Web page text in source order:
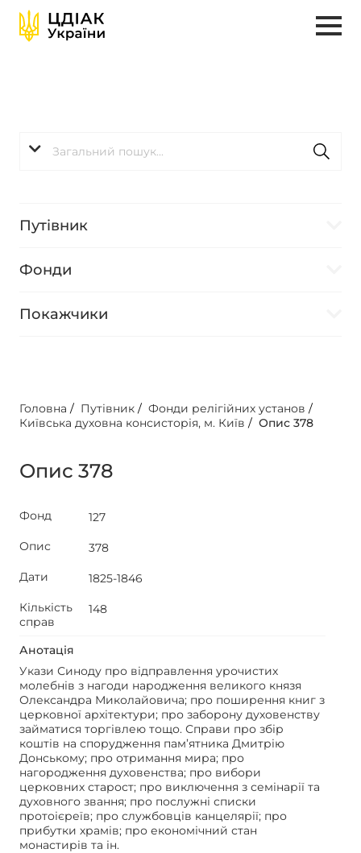
Путівник
Фонди
Покажчики
Головна / Путівник / Фонди релігійних установ /
Київська духовна консисторія, м. Київ / Опис 378
Опис 378
Фонд
127
Опис
378
Дати
1825-1846
Кількість
справ
148
Анотація
Укази Синоду про відправлення урочистих
молебнів з нагоди народження великого князя
Олександра Миколайовича; про поширення книг з
церковної архітектури; про заборону духовенству
займатися торгівлею тощо. Справи про збір
коштів на спорудження пам’ятника Дмитрію
Донському; про отримання мира; про
нагородження духовенства; про вибори
церковних старост; про виключення з семінарії та
духовного звання; про послужні списки
протоієреїв; про службовців канцелярії; про
прибутки храмів; про економічний стан
монастирів та ін.